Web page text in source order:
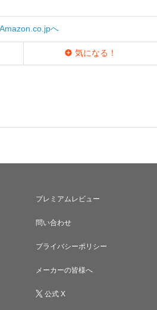
Amazon.co.jpへ
気になる！
プレミアムレビュー
問い合わせ
プライバシーポリシー
メーカーの皆様へ
公式 X